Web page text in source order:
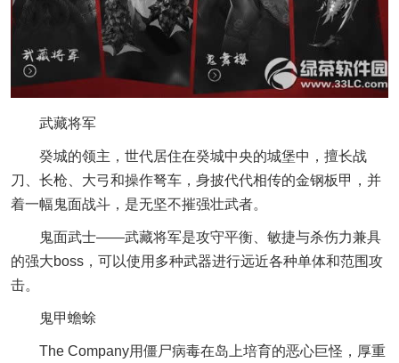
武藏将军
癸城的领主，世代居住在癸城中央的城堡中，擅长战
刀、长枪、大弓和操作弩车，身披代代相传的金钢板甲，并
着一幅鬼面战斗，是无坚不摧强壮武者。
鬼面武士——武藏将军是攻守平衡、敏捷与杀伤力兼具
的强大boss，可以使用多种武器进行远近各种单体和范围攻
击。
鬼甲蟾蜍
The Company用僵尸病毒在岛上培育的恶心巨怪，厚重